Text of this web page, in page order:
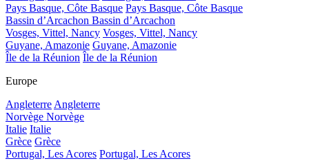
Pays Basque, Côte Basque Pays Basque, Côte Basque
Bassin d’Arcachon Bassin d’Arcachon
Vosges, Vittel, Nancy Vosges, Vittel, Nancy
Guyane, Amazonie Guyane, Amazonie
Île de la Réunion Île de la Réunion
Europe
Angleterre Angleterre
Norvège Norvège
Italie Italie
Grèce Grèce
Portugal, Les Acores Portugal, Les Acores